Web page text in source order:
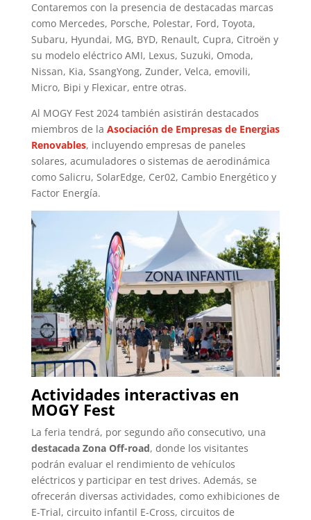
Contaremos con la presencia de destacadas marcas
como Mercedes, Porsche, Polestar, Ford, Toyota,
Subaru, Hyundai, MG, BYD, Renault, Cupra, Citroën y
su modelo eléctrico AMI, Lexus, Suzuki, Omoda,
Nissan, Kia, SsangYong, Zunder, Velca, emovili,
Micro, Bipi y Flexicar, entre otras.
Al MOGY Fest 2024 también asistirán destacados
miembros de la Asociación de Empresas de Energias
Renovables, incluyendo empresas de paneles
solares, acumuladores o sistemas de aerodinámica
como Salicru, SolarEdge, Cer02, Cambio Energético y
Factor Energía.
Actividades interactivas en
MOGY Fest
La feria tendrá, por segundo año consecutivo, una
destacada Zona Off-road, donde los visitantes
podrán evaluar el rendimiento de vehículos
eléctricos y participar en test drives. Además, se
ofrecerán diversas actividades, como exhibiciones de
E-Trial, circuito infantil E-Cross, circuitos de